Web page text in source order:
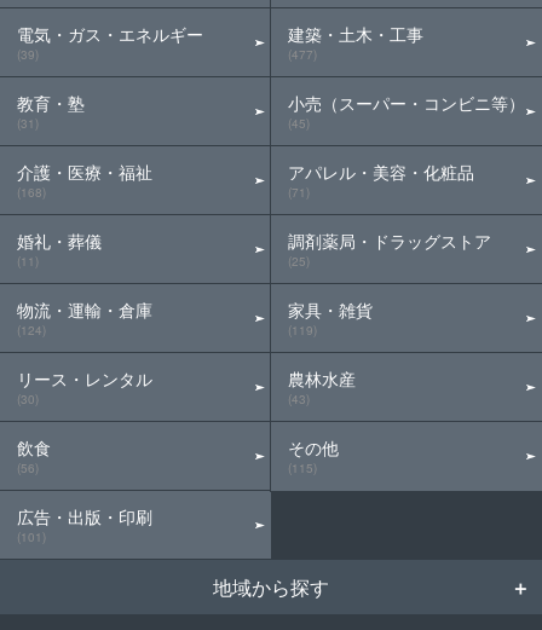
電気・ガス・エネルギー
(39)
教育・塾
(31)
介護・医療・福祉
(168)
婚礼・葬儀
(11)
物流・運輸・倉庫
(124)
リース・レンタル
(30)
飲食
(56)
広告・出版・印刷
(101)
建築・土木・工事
(477)
小売（スーパー・コンビニ等）
(45)
アパレル・美容・化粧品
(71)
調剤薬局・ドラッグストア
(25)
家具・雑貨
(119)
農林水産
(43)
その他
(115)
地域から探す